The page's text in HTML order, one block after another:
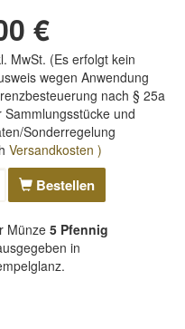
€
MwSt. (Es erfolgt kein
wegen Anwendung
nach § 25a
Sammlungsstücke und
Sonderregelung
Versandkosten )
Bestellen
Münze 5 Pfennig
in